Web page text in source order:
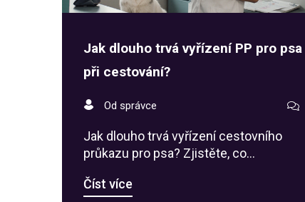
Jak dlouho trvá vyřízení PP pro psa
při cestování?
Od správce
Jak dlouho trvá vyřízení cestovního
průkazu pro psa? Zjistěte, co
zadržení na hranici. Všechny kroky podle
Číst více